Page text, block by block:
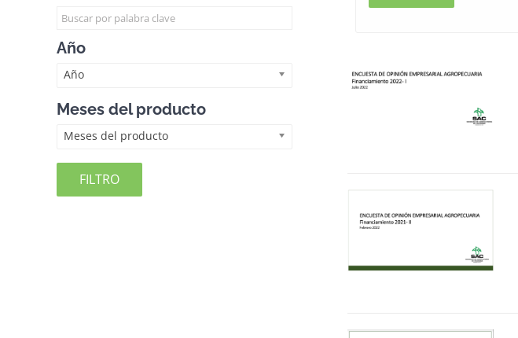
Año
Año
Meses del producto
Meses del producto
FILTRO